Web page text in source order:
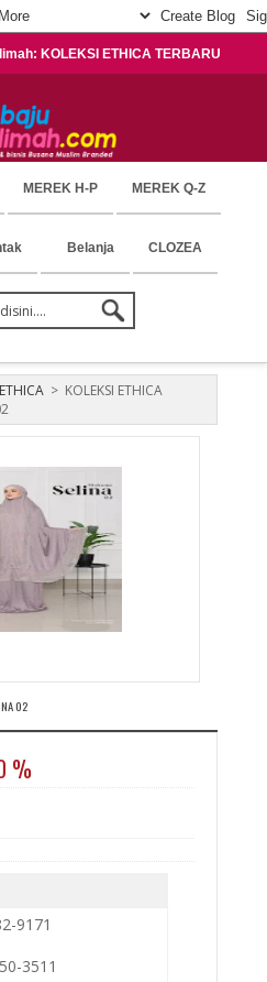
KOLEKSI ETHICA TERBARU
MEREK H-P MEREK Q-Z
Belanja CLOZEA
> KOLEKSI ETHICA
02
%
9171
3511